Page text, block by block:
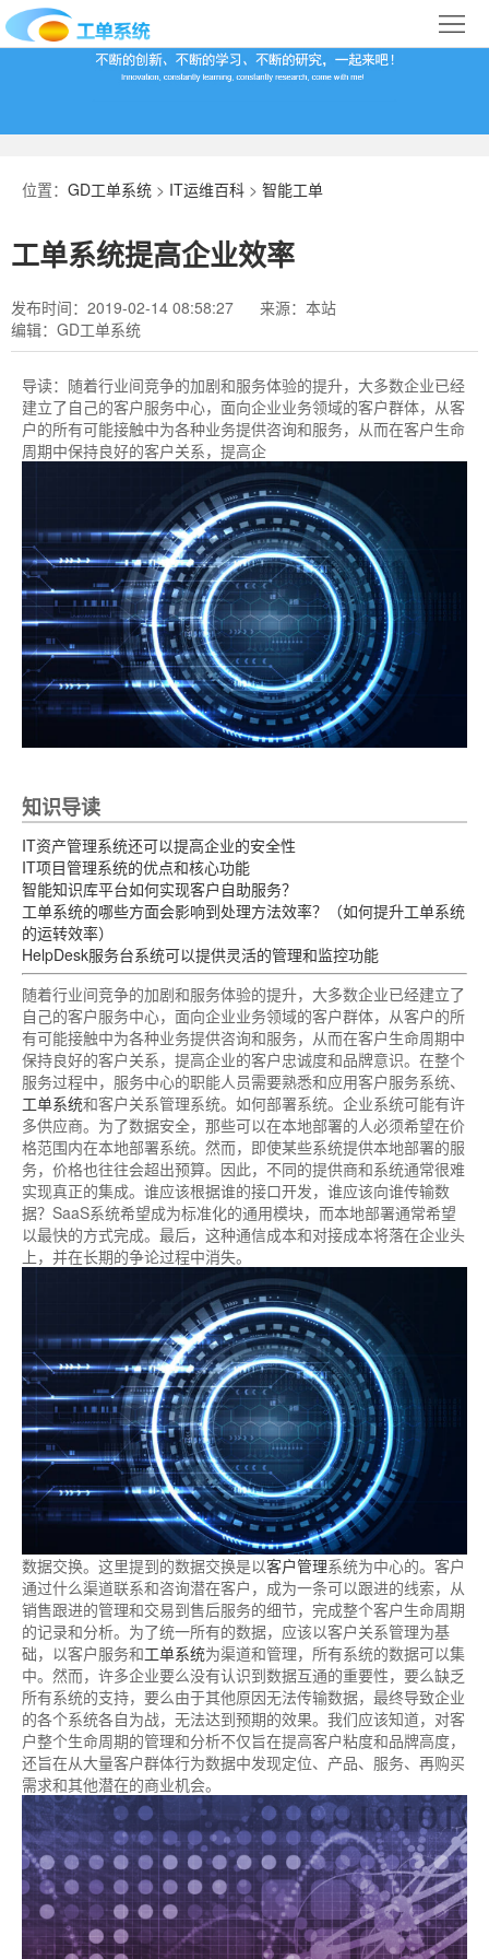
首
百
科
下
载
我
业
位置： GD工单系统 > IT运维百科 > 智能工单
工单系统提高企业效率
发布时间：2019-02-14 08:58:27
来源：本站
编辑：GD工单系统
导读： 随着行业间竞争的加剧和服务体验的提升，大多数企业已经
建立了自己的客户服务中心，面向企业业务领域的客户群体，从客
户的所有可能接触中为各种业务提供咨询和服务，从而在客户生命
周期中保持良好的客户关系，提高企
知识导读
IT资产管理系统还可以提高企业的安全性
IT项目管理系统的优点和核心功能
智能知识库平台如何实现客户自助服务？
工单系统的哪些方面会影响到处理方法效率？（如何提升工单系统
的运转效率）
HelpDesk服务台系统可以提供灵活的管理和监控功能
随着行业间竞争的加剧和服务体验的提升，大多数企业已经建立了
自己的客户服务中心，面向企业业务领域的客户群体，从客户的所
有可能接触中为各种业务提供咨询和服务，从而在客户生命周期中
保持良好的客户关系，提高企业的客户忠诚度和品牌意识。在整个
服务过程中，服务中心的职能人员需要熟悉和应用客户服务系统、
工单系统和客户关系管理系统。如何部署系统。企业系统可能有许
多供应商。为了数据安全，那些可以在本地部署的人必须希望在价
格范围内在本地部署系统。然而，即使某些系统提供本地部署的服
务，价格也往往会超出预算。因此，不同的提供商和系统通常很难
实现真正的集成。谁应该根据谁的接口开发，谁应该向谁传输数
据？SaaS系统希望成为标准化的通用模块，而本地部署通常希望
以最快的方式完成。最后，这种通信成本和对接成本将落在企业头
上，并在长期的争论过程中消失。
数据交换。这里提到的数据交换是以客户管理系统为中心的。客户
通过什么渠道联系和咨询潜在客户，成为一条可以跟进的线索，从
销售跟进的管理和交易到售后服务的细节，完成整个客户生命周期
的记录和分析。为了统一所有的数据，应该以客户关系管理为基
础，以客户服务和工单系统为渠道和管理，所有系统的数据可以集
中。然而，许多企业要么没有认识到数据互通的重要性，要么缺乏
所有系统的支持，要么由于其他原因无法传输数据，最终导致企业
的各个系统各自为战，无法达到预期的效果。我们应该知道，对客
户整个生命周期的管理和分析不仅旨在提高客户粘度和品牌高度，
还旨在从大量客户群体行为数据中发现定位、产品、服务、再购买
需求和其他潜在的商业机会。